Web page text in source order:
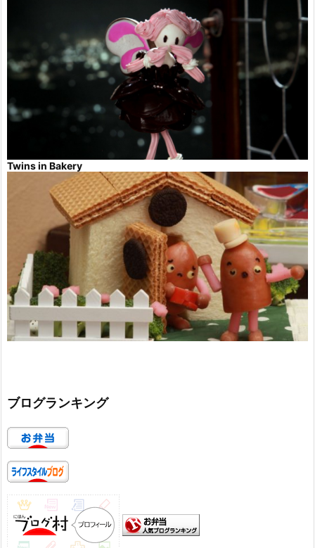
Twins in Bakery
ブログランキング